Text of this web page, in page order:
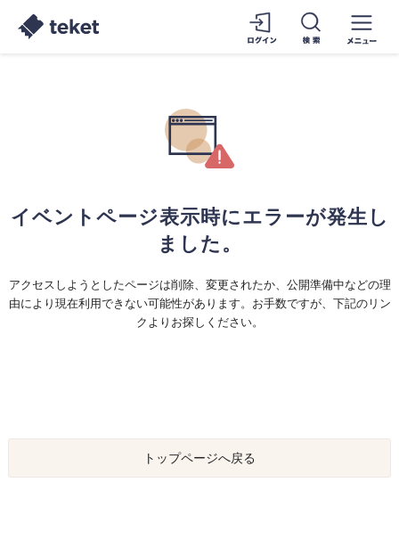
イベントページ表示時にエラーが発生し
ました。
アクセスしようとしたページは削除、変更されたか、公開準備中などの理
由により現在利用できない可能性があります。お手数ですが、下記のリン
クよりお探しください。
トップページへ戻る